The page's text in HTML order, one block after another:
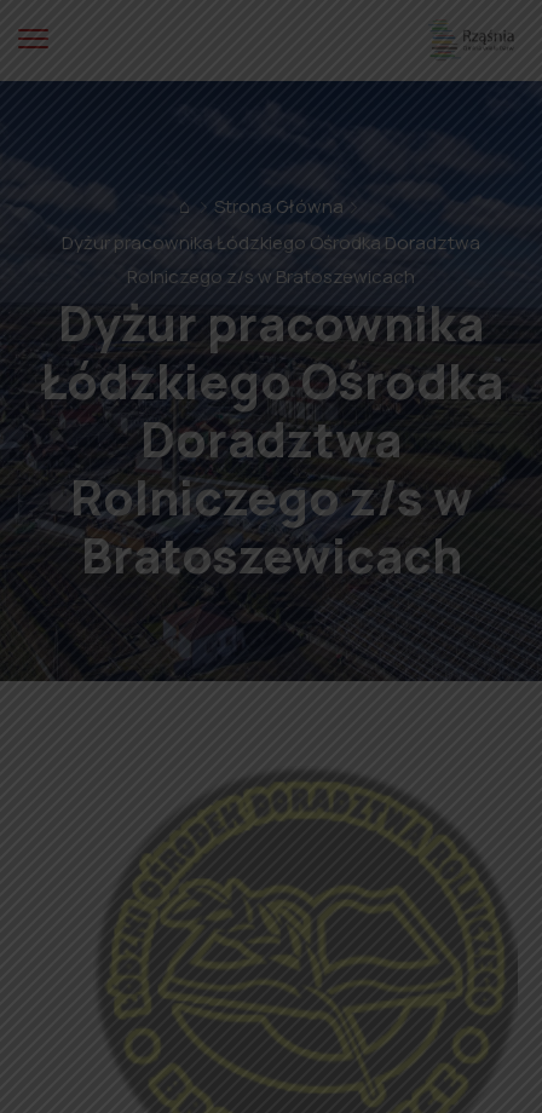
⌂
Strona Główna
Dyżur pracownika Łódzkiego Ośrodka Doradztwa
Rolniczego z/s w Bratoszewicach
Dyżur pracownika
Łódzkiego Ośrodka
Doradztwa
Rolniczego z/s w
Bratoszewicach